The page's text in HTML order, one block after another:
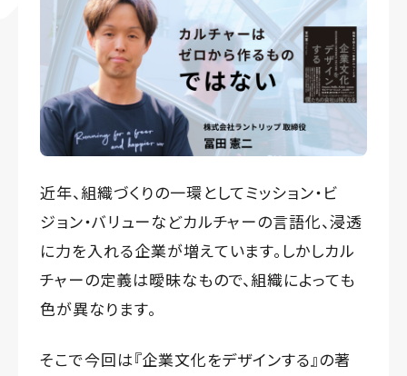
近年、組織づくりの一環としてミッション・ビ
ジョン・バリューなどカルチャーの言語化、浸透
に力を入れる企業が増えています。しかしカル
チャーの定義は曖昧なもので、組織によっても
色が異なります。
そこで今回は『企業文化をデザインする』の著